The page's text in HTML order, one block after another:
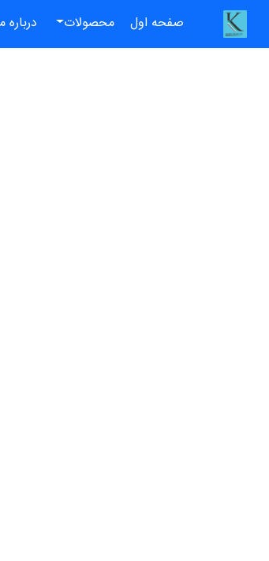
صفحه اول
(current) محصولات درباره